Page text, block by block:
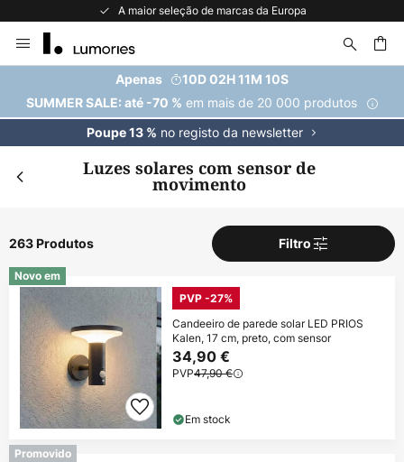
A maior seleção de marcas da Europa
para
Conteúdo
Apenas
10D 02H 11M 09S
SUMMER SALE: até -70 % em mais de 20 000 produtos
Poupe 13 % no registo da newsletter
Luzes solares com sensor de
movimento
263 Produtos Filtro
Novo em
PVP -27%
Candeeiro de parede solar LED PRIOS
Kalen, 17 cm, preto, com sensor
34,90 €
PVP47,90 €
Em stock
Promovido